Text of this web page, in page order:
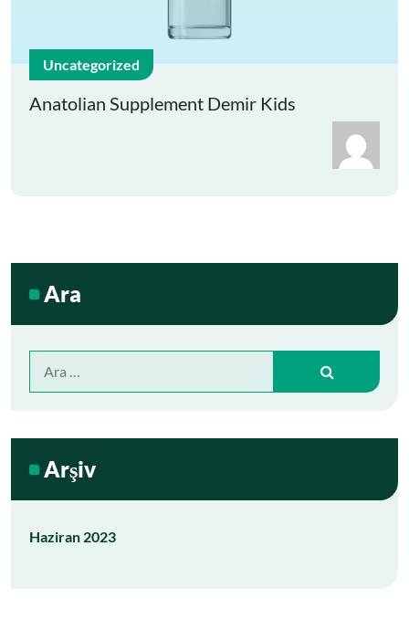
Uncategorized
Anatolian Supplement Demir Kids
Ara
ara:
Arşiv
Haziran 2023